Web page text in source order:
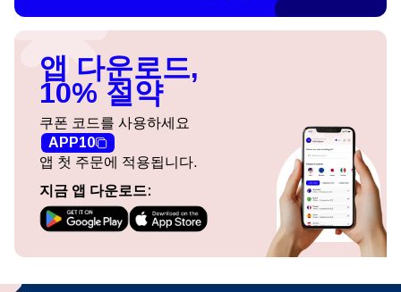
앱 다운로드,
10% 절약
쿠폰 코드를 사용하세요
APP10
앱 첫 주문에 적용됩니다.
지금 앱 다운로드: